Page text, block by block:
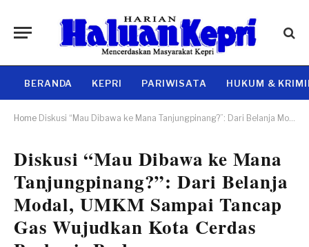
BERANDA KEPRI PARIWISATA HUKUM &
Home Diskusi “Mau Dibawa ke Mana Tanjungpinang?”: Dari Belanja Modal, UMKM Sampai Tancap Gas Wujudkan Kota Cerdas Berbasis Budaya
Diskusi “Mau Dibawa ke Mana
Tanjungpinang?”: Dari Belanja
Modal, UMKM Sampai Tancap
Gas Wujudkan Kota Cerdas